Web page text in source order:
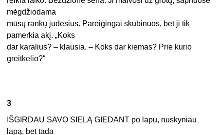
mėgdžiodama
mūsų rankų judesius. Pareigingai skubinuos, bet ji tik
pamerkia akį. „Koks
dar karalius? – klausia. – Koks dar kiemas? Prie kurio
greitkelio?“
3
IŠGIRDAU SAVO SIELĄ GIEDANT po lapu, nuskyniau
lapą, bet tada